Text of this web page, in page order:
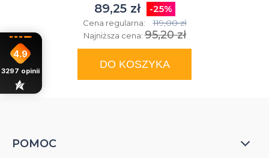
89,25 zł -25%
Cena regularna: 119,00 zł
Najniższa cena:95,20 zł
DO KOSZYKA
POMOC
4.9
3297 opinii